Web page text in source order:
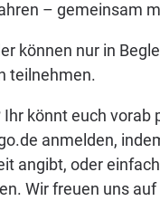
– gemeinsam
können nur in
teilnehmen.
Ihr könnt euch vorab
anmelden,
angibt, oder
Wir freuen uns auf